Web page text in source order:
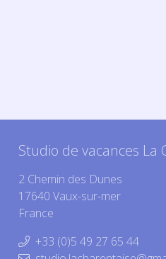
Studio de vacances La
2 Chemin des Dunes
17640 Vaux-sur-mer
France
+33 (0)5 49 27 65 44